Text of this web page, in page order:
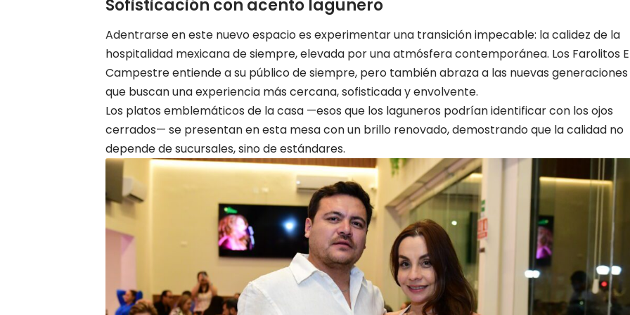
Sofisticación con acento lagunero
Adentrarse en este nuevo espacio es experimentar una transición impecable: la calidez de la
hospitalidad mexicana de siempre, elevada por una atmósfera contemporánea. Los Farolitos
Campestre entiende a su público de siempre, pero también abraza a las nuevas generaciones
que buscan una experiencia más cercana, sofisticada y envolvente.
Los platos emblemáticos de la casa —esos que los laguneros podrían identificar con los ojos
cerrados— se presentan en esta mesa con un brillo renovado, demostrando que la calidad no
depende de sucursales, sino de estándares.